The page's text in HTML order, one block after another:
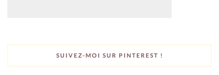
SUIVEZ-MOI SUR PINTEREST !